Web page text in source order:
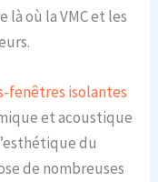
où la VMC et les
fenêtres isolantes
et acoustique
du
de nombreuses